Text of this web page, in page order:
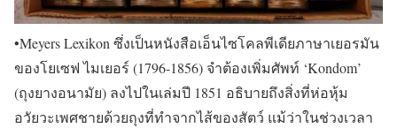
•Meyers Lexikon ซึ่งเป็นหนังสือเอ็นไซโคลพีเดียภาษาเยอรมัน
ของโยเซฟ ไมเยอร์ (1796-1856) จำต้องเพิ่มศัพท์ ‘Kondom’
(ถุงยางอนามัย) ลงไปในเล่มปี 1851 อธิบายถึงสิ่งที่ห่อหุ้ม
อวัยวะเพศชายด้วยถุงที่ทำจากไส้ของสัตว์ แม้ว่าในช่วงเวลา